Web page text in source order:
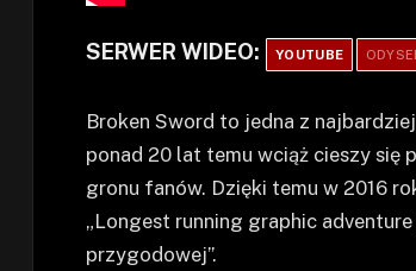
SERWER WIDEO: YOUTUBE
Broken Sword to jedna z
ponad 20 lat temu wciąż cieszy się
gronu fanów. Dzięki temu w 2016
„Longest running graphic
przygodowej”.